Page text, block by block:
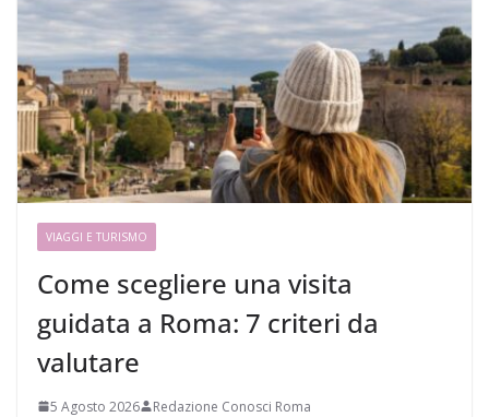
VIAGGI E TURISMO
Come scegliere una visita
guidata a Roma: 7 criteri da
valutare
5 Agosto 2026 Redazione Conosci Roma